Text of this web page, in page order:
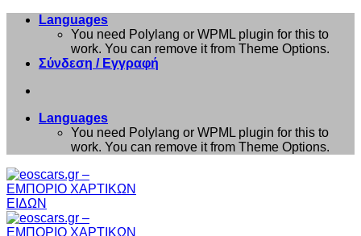
Μετάβαση
περιεχόμενο
Languages
You need Polylang or WPML plugin for this to
work. You can remove it from Theme Options.
Σύνδεση / Εγγραφή
Languages
You need Polylang or WPML plugin for this to
work. You can remove it from Theme Options.